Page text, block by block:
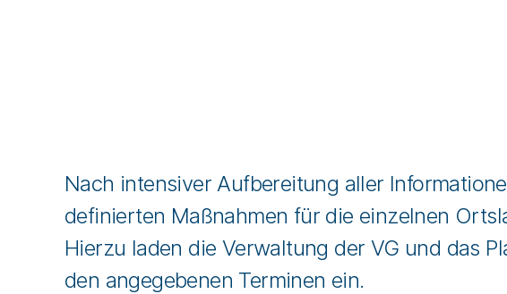
Nach intensiver Aufbereitung aller
definierten Maßnahmen für die einzelnen
Hierzu laden die Verwaltung der VG und das
den angegebenen Terminen ein.